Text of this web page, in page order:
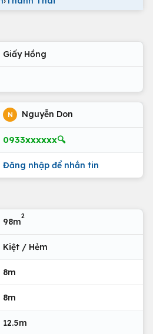
Giấy Hồng
N Nguyễn Don
0933xxxxxx🔍
Đăng nhập để nhắn tin
98m
2
Kiệt / Hẻm
8m
8m
12.5m